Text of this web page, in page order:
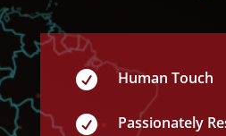
 Human Touch
 Passionately